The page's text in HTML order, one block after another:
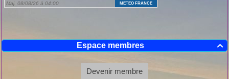

Espace membres
Devenir membre